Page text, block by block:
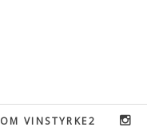
OM VINSTYRKE2